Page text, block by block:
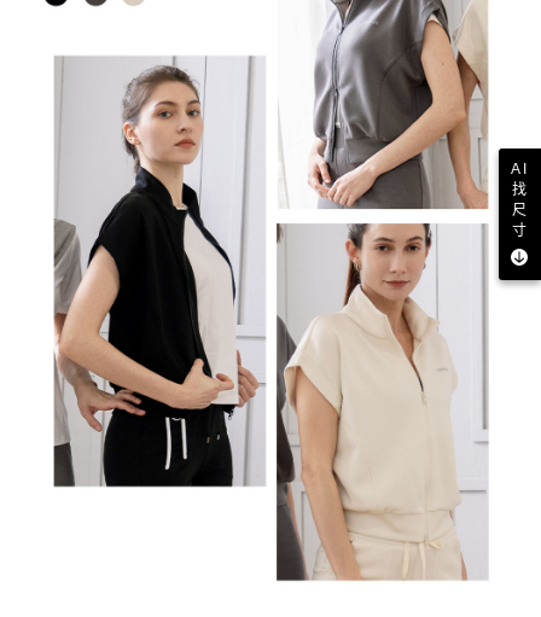
AI
找
尺
寸